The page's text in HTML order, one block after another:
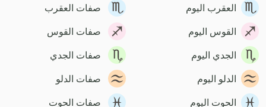
العقرب اليوم
القوس اليوم
الجدي اليوم
الدلو اليوم
الحوت اليوم
صفات العقرب
صفات القوس
صفات الجدي
صفات الدلو
صفات الحوت